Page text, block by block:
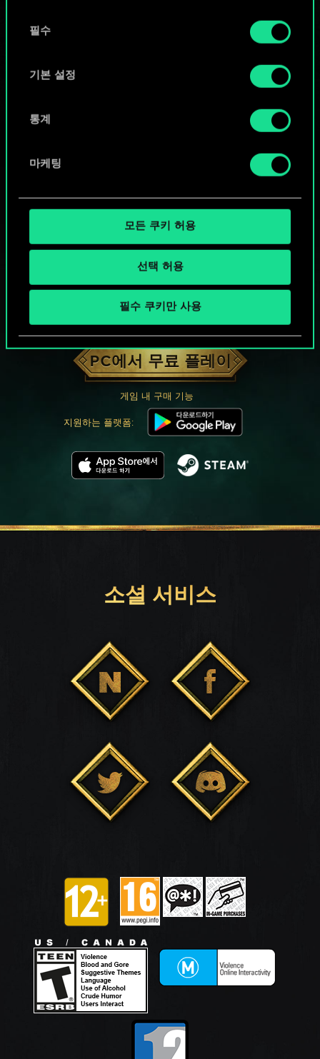
쿠키 사용에 관한 세부 사항이나 관련 설정은 아래의
필수
기본 설정
통계
마케팅
모든 쿠키 허용
선택 허용
필수 쿠키만 사용
궨트 한 판 어떠신가요?
PC에서 무료 플레이
게임 내 구매 기능
지원하는 플랫폼:
소셜 서비스